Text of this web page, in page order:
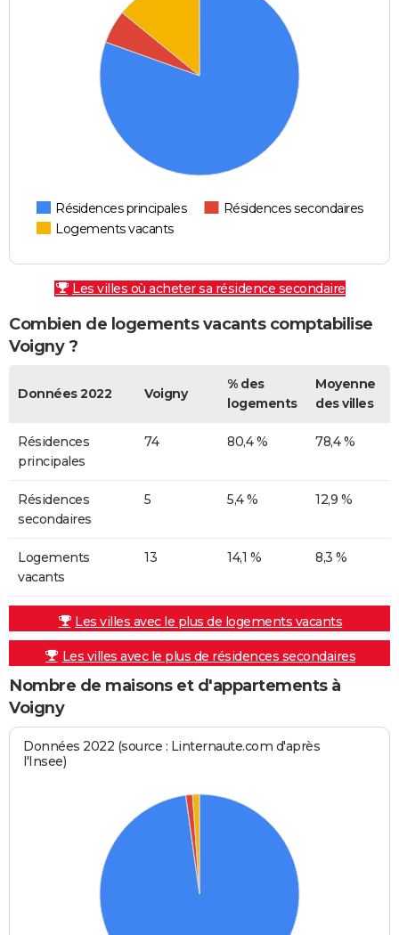
Résidences principales
Résidences secondaires
Logements vacants
Les villes où acheter sa résidence secondaire
Combien de logements vacants comptabilise
Voigny ?
Données 2022 Voigny
% des
logements
Moyenne
des villes
Résidences
principales
74 80,4 % 78,4 %
Résidences
secondaires
5 5,4 % 12,9 %
Logements
vacants
13 14,1 % 8,3 %
Les villes avec le plus de logements vacants
Les villes avec le plus de résidences secondaires
Nombre de maisons et d'appartements à
Voigny
Données 2022 (source : Linternaute.com d'après
l'Insee)